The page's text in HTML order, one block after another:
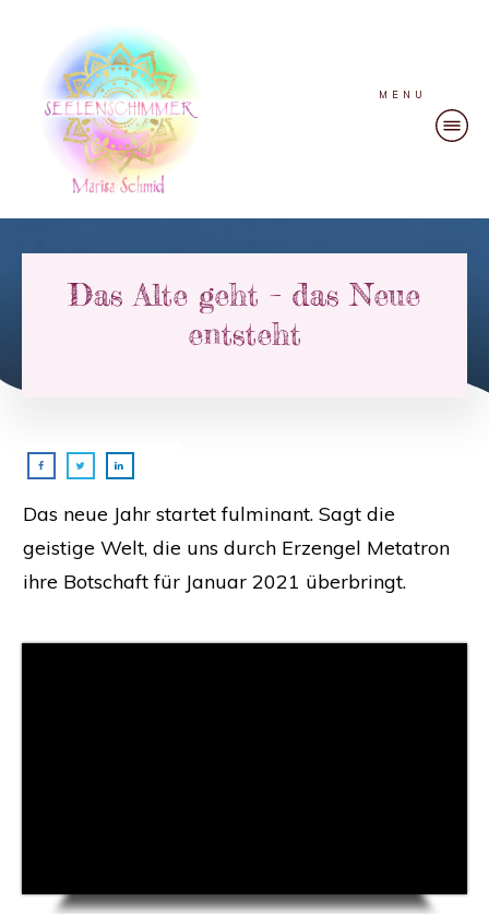
MENU
Das Alte geht – das Neue
entsteht
Das neue Jahr startet fulminant. Sagt die
geistige Welt, die uns durch Erzengel Metatron
ihre Botschaft für Januar 2021 überbringt.